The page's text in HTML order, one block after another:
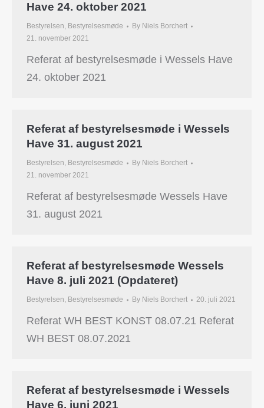
Have 24. oktober 2021
Bestyrelsen, Bestyrelsesmøde By Niels Borchert
21. november 2021
Referat af bestyrelsesmøde i Wessels Have
24. oktober 2021
Referat af bestyrelsesmøde i Wessels
Have 31. august 2021
Bestyrelsen, Bestyrelsesmøde By Niels Borchert
21. november 2021
Referat af bestyrelsesmøde Wessels Have
31. august 2021
Referat af bestyrelsesmøde Wessels
Have 8. juli 2021 (Opdateret)
Bestyrelsen, Bestyrelsesmøde By Niels Borchert 20. juli 2021
Referat WH BEST KONST 08.07.21 Referat
WH BEST 08.07.2021
Referat af bestyrelsesmøde i Wessels
Have 6. juni 2021